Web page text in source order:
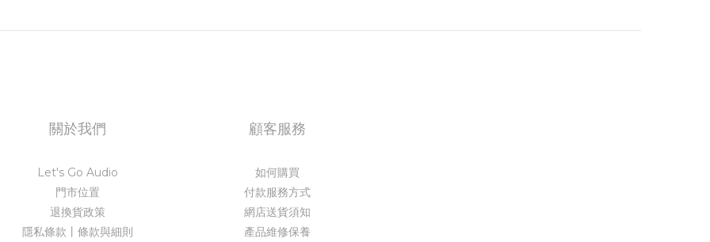
關於我們
Let's Go Audio
門市位置
退換貨政策
隱私條款丨條款與細則
顧客服務
如何購買
付款服務方式
網店送貨須知
產品維修保養